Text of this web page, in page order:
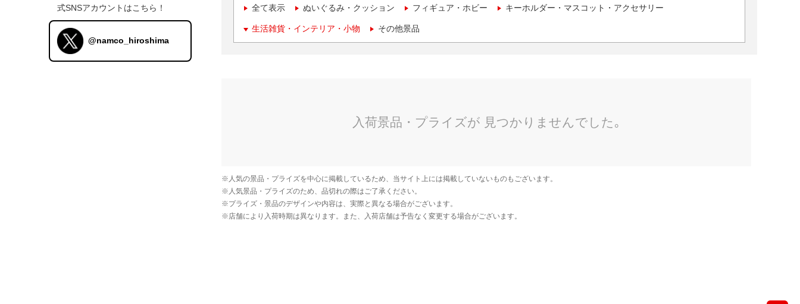
全て表示 ぬいぐるみ・クッション フィギュア・ホビー キーホルダー・マスコット・アクセサリー
生活雑貨・インテリア・小物 その他景品
式SNSアカウントはこちら！
@namco_hiroshima